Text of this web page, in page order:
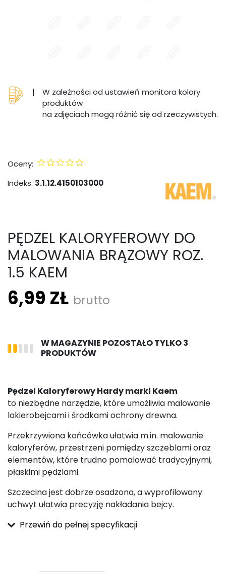
|
W zależności od ustawień monitora kolory
produktów
na zdjęciach mogą różnić się od rzeczywistych.
Oceny:
Indeks: 3.1.12.4150103000
PĘDZEL KALORYFEROWY DO
MALOWANIA BRĄZOWY ROZ.
1.5 KAEM
6,99 ZŁ brutto
W MAGAZYNIE POZOSTAŁO TYLKO 3
PRODUKTÓW
Pędzel Kaloryferowy Hardy marki Kaem
to niezbędne narzędzie, które umożliwia malowanie
lakierobejcami i środkami ochrony drewna.
Przekrzywiona końcówka ułatwia m.in. malowanie
kaloryferów, przestrzeni pomiędzy szczeblami oraz
elementów, które trudno pomalować tradycyjnymi,
płaskimi pędzlami.
Szczecina jest dobrze osadzona, a wyprofilowany
uchwyt ułatwia precyzję nakładania bejcy.
Przewiń do pełnej specyfikacji